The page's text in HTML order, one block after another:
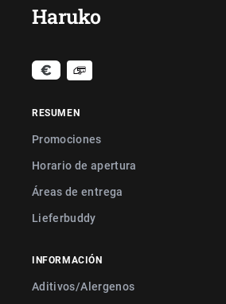
Haruko
RESUMEN
Promociones
Horario de apertura
Áreas de entrega
Lieferbuddy
INFORMACIÓN
Aditivos/Alergenos